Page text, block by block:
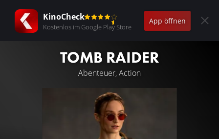
KinoCheck
Kostenlos im Google Play Store
App öffnen
TOMB RAIDER
Abenteuer, Action